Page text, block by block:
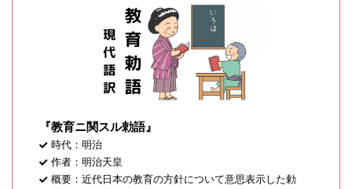
『教育ニ関スル勅語』
時代：明治
作者：明治天皇
概要：近代日本の教育の方針について意思表示した勅